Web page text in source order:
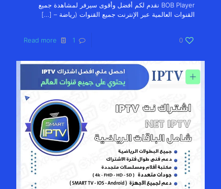
BOB Player نقدم لكم أفضل وأقوى سيرفر لمشاهدة جميع
القنوات العالمية عبر الإنترنت جميع القنوات (رياضة – […]
0
1
Read more